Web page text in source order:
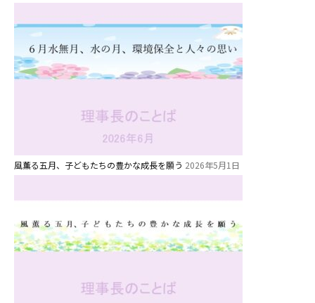
風薫る五月、子どもたちの豊かな成長を願う 2026年5月1日
お知らせ
園児募集要項
教職員募集
園舎案内